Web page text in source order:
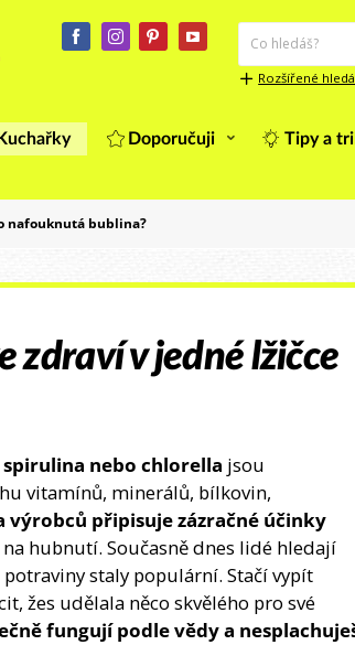
Rozšířené
Kuchařky Doporučuji Tipy a
nafouknutá bublina?
zdraví v jedné lžičce
nebo chlorella jsou
vitamínů, minerálů, bílkovin,
výrobců připisuje zázračné účinky
hubnutí. Současně dnes lidé hledají
potraviny staly populární. Stačí vypít
žes udělala něco skvělého pro své
fungují podle vědy a